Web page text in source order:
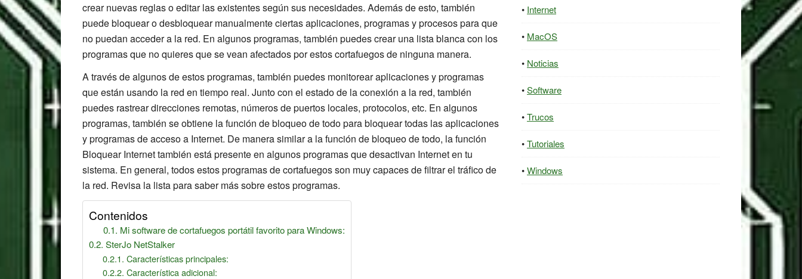
crear nuevas reglas o editar las existentes según sus necesidades. Además de esto, también
puede bloquear o desbloquear manualmente ciertas aplicaciones, programas y procesos para que
no puedan acceder a la red. En algunos programas, también puedes crear una lista blanca con los
programas que no quieres que se vean afectados por estos cortafuegos de ninguna manera.
A través de algunos de estos programas, también puedes monitorear aplicaciones y programas
que están usando la red en tiempo real. Junto con el estado de la conexión a la red, también
puedes rastrear direcciones remotas, números de puertos locales, protocolos, etc. En algunos
programas, también se obtiene la función de bloqueo de todo para bloquear todas las aplicaciones
y programas de acceso a Internet. De manera similar a la función de bloqueo de todo, la función
Bloquear Internet también está presente en algunos programas que desactivan Internet en tu
sistema. En general, todos estos programas de cortafuegos son muy capaces de filtrar el tráfico de
la red. Revisa la lista para saber más sobre estos programas.
Contenidos
Mi software de cortafuegos portátil favorito para Windows:
SterJo NetStalker
Características principales:
Característica adicional:
Internet
MacOS
Noticias
Software
Trucos
Tutoriales
Windows